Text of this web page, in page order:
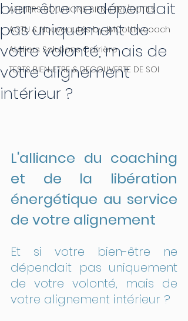
ATELIERS SOLUTIONS BIEN-ETRE/OUTILS
ACTU & Nouveautés by JMCottin coach
Ateliers Solutions Carrière
TESTS BIEN-ETRE & DECOUVERTE DE SOI
bien-être ne dépendait
pas uniquement de
votre volonté, mais de
votre alignement
intérieur ?
L'alliance du coaching
et de la libération
énergétique au service
de votre alignement
Et si votre bien-être ne
dépendait pas uniquement
de votre volonté, mais de
votre alignement intérieur ?